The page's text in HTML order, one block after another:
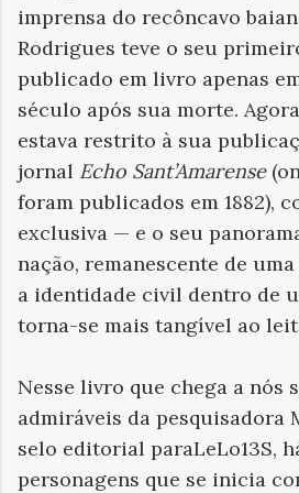
imprensa do recôncavo
Rodrigues teve o seu
publicado em livro apenas
século após sua morte.
estava restrito à sua
jornal Echo Sant’Amarense
foram publicados em 1882),
exclusiva — e o seu
nação, remanescente de
a identidade civil dentro de
torna-se mais tangível ao
Nesse livro que chega a nós
admiráveis da pesquisadora
selo editorial paraLeLo13S,
personagens que se inicia